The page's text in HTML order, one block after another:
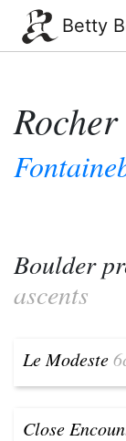
Betty
Rocher
Boulder
ascents
Le Modeste
Close